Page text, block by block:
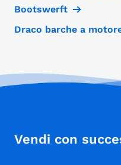
Bootswerft
Draco barche a
Vendi con